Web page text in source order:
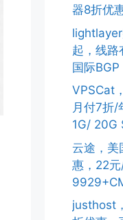
器8折优
起，线
国际BGP
VPSCat
月付7折
1G/ 20G
云途，美
惠，22
justhost